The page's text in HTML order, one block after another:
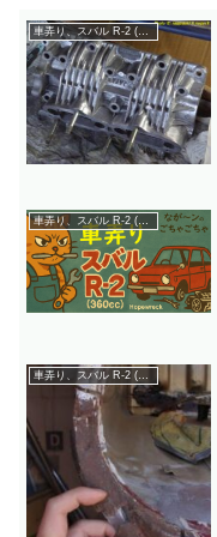
車弄り、スバル R-2 (360cc)
車弄り、スバル R-2 (360cc)